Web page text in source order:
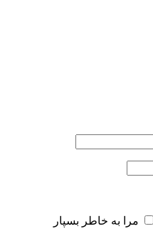
مرا به خاطر بسپار